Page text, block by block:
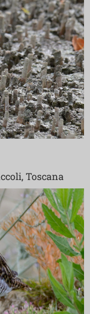
Toscana